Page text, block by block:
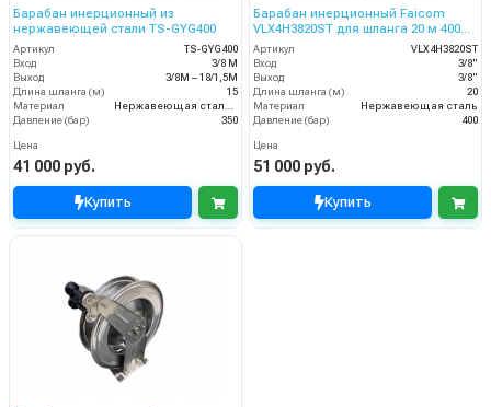
Барабан инерционный из
нержавеющей стали TS-GYG400
Артикул
TS-GYG400
Вход
3/8 М
Выход
3/8М – 18/1,5М
Длина шланга (м)
15
Материал
Нержавеющая сталь 304 (пищевая)
Давление (бар)
350
Цена
41 000 руб.
Купить
Барабан инерционный Faicom
VLX4H3820ST для шланга 20 м 400
бар
Артикул
VLX4H3820ST
Вход
3/8"
Выход
3/8"
Длина шланга (м)
20
Материал
Нержавеющая сталь
Давление (бар)
400
Цена
51 000 руб.
Купить